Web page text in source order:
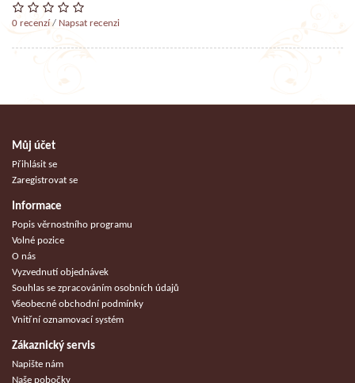
0 recenzí/ Napsat recenzi
Můj účet
Přihlásit se
Zaregistrovat se
Informace
Popis věrnostního programu
Volné pozice
O nás
Vyzvednutí objednávek
Souhlas se zpracováním osobních údajů
Všeobecné obchodní podmínky
Vnitřní oznamovací systém
Zákaznický servis
Napište nám
Naše pobočky